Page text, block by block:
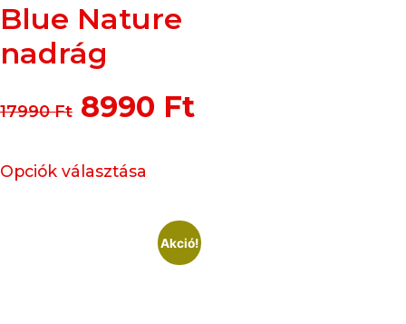
Blue Nature
nadrág
17990Ft 8990 Ft
Opciók választása
Akció!